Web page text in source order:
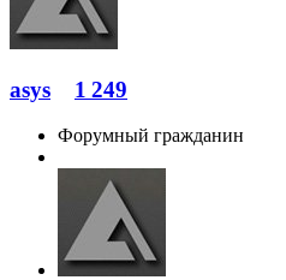
asys 1 249
Форумный гражданин